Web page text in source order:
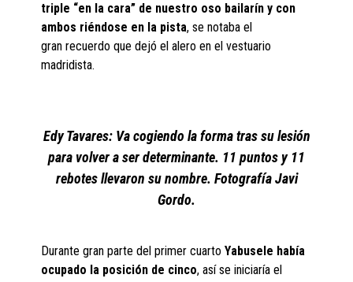
triple “en la cara” de nuestro oso bailarín y con
ambos riéndose en la pista, se notaba el
gran recuerdo que dejó el alero en el vestuario
madridista.
Edy Tavares: Va cogiendo la forma tras su lesión
para volver a ser determinante. 11 puntos y 11
rebotes llevaron su nombre. Fotografía Javi
Gordo.
Durante gran parte del primer cuartoYabusele había
ocupado la posición de cinco, así se iniciaría el